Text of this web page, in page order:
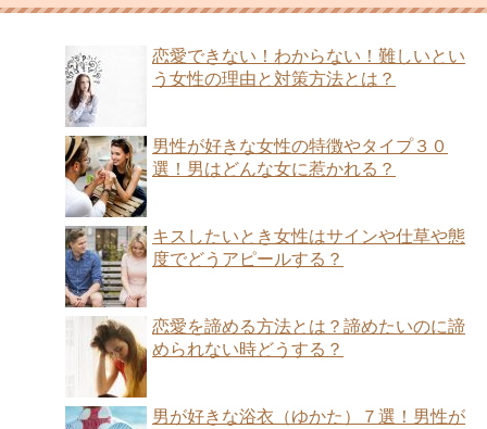
恋愛できない！わからない！難しいとい
う女性の理由と対策方法とは？
男性が好きな女性の特徴やタイプ３０
選！男はどんな女に惹かれる？
キスしたいとき女性はサインや仕草や態
度でどうアピールする？
恋愛を諦める方法とは？諦めたいのに諦
められない時どうする？
男が好きな浴衣（ゆかた）７選！男性が